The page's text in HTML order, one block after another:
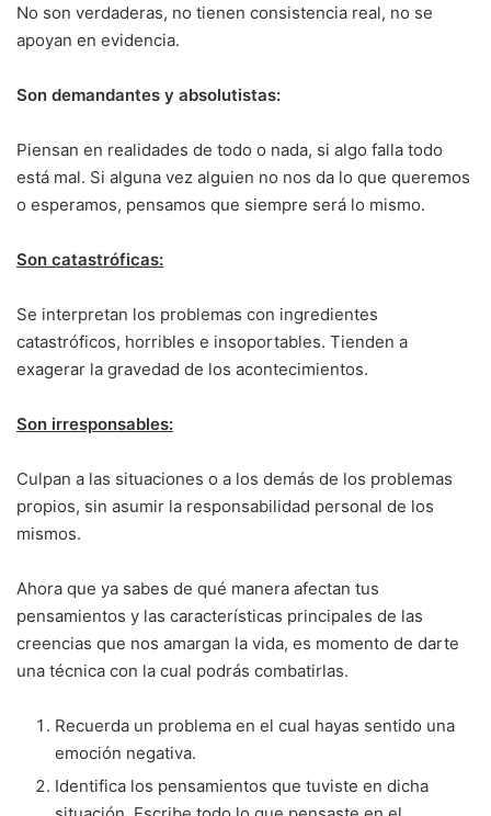
No son verdaderas, no tienen consistencia real, no se
apoyan en evidencia.
Son demandantes y absolutistas:
Piensan en realidades de todo o nada, si algo falla todo
está mal. Si alguna vez alguien no nos da lo que queremos
o esperamos, pensamos que siempre será lo mismo.
Son catastróficas:
Se interpretan los problemas con ingredientes
catastróficos, horribles e insoportables. Tienden a
exagerar la gravedad de los acontecimientos.
Son irresponsables:
Culpan a las situaciones o a los demás de los problemas
propios, sin asumir la responsabilidad personal de los
mismos.
Ahora que ya sabes de qué manera afectan tus
pensamientos y las características principales de las
creencias que nos amargan la vida, es momento de darte
una técnica con la cual podrás combatirlas.
Recuerda un problema en el cual hayas sentido una
emoción negativa.
Identifica los pensamientos que tuviste en dicha